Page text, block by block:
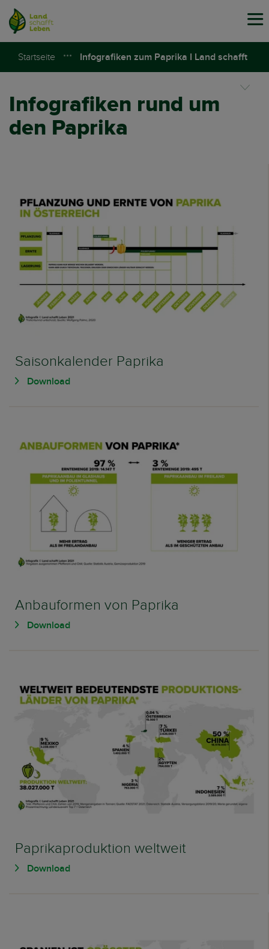
Startseite Infografiken zum Paprika I Land schafft
Infografiken rund um
den Paprika
Saisonkalender Paprika
Download
Anbauformen von Paprika
Download
Paprikaproduktion weltweit
Download